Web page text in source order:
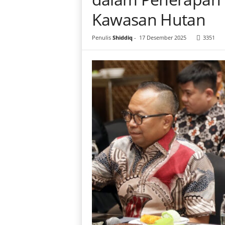
Kawasan Hutan
Penulis Shiddiq- 17 Desember 2025 3351